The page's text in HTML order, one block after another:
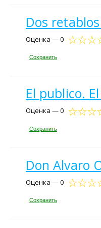
Dos
Оценка — 0
Сохранить
El publico.
Оценка — 0
Сохранить
Don Alvaro
Оценка — 0
Сохранить